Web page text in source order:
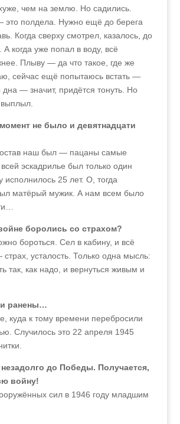
чем на землю. Но садились.
это полдела. Нужно ещё до берега
Когда сверху смотрел, казалось, до
когда уже попал в воду, всё
Плыву — да что такое, где же
сейчас ещё попытаюсь встать —
дна — значит, придётся тонуть. Но
не было и девятнадцати
наш был — пацаны самые
эскадрилье был только один
исполнилось 25 лет. О, тогда
матёрый мужик. А нам всем было
боролись со страхом?
бороться. Сел в кабину, и всё
усталость. Только одна мысль:
так, как надо, и вернуться живым и
ранены…
куда к тому времени перебросили
Случилось это 22 апреля 1945
до Победы. Получается,
войну!
сил в 1946 году младшим